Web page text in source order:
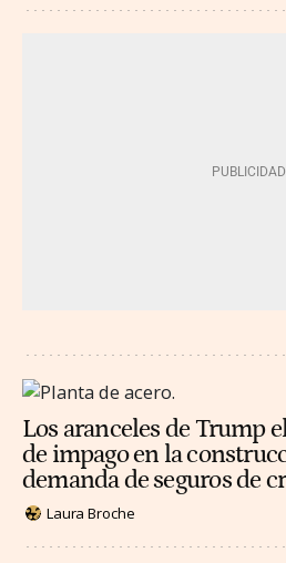
Los aranceles de Trump
de impago en la
demanda de seguros de
Laura Broche